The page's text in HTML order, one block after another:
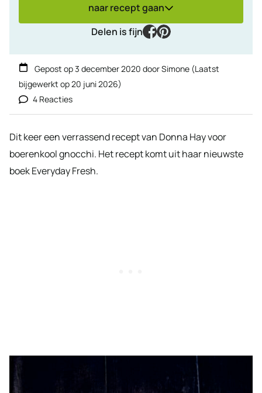
naar recept gaan
Delen is fijn
facebook
pinterest
Gepost op3 december 2020 doorSimone (Laatst
bijgewerkt op20 juni 2026)
4 Reacties
Dit keer een verrassend recept van Donna Hay voor
boerenkool gnocchi. Het recept komt uit haar nieuwste
boek Everyday Fresh.